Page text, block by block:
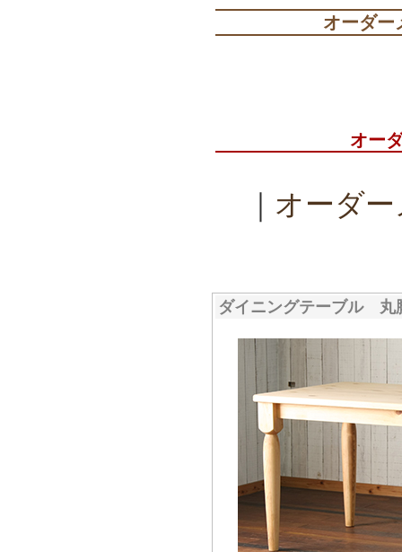
オーダー
オー
オーダ
ダイニングテーブル 丸